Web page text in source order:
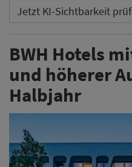
Jetzt KI-Sichtbarkeit
BWH Hotels
und höherer
Halbjahr